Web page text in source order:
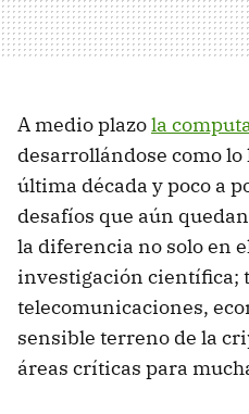
A medio plazola
desarrollándose como
última década y poco a
desafíos que aún
la diferencia no solo en
investigación científica;
telecomunicaciones,
sensible terreno de la
áreas críticas para